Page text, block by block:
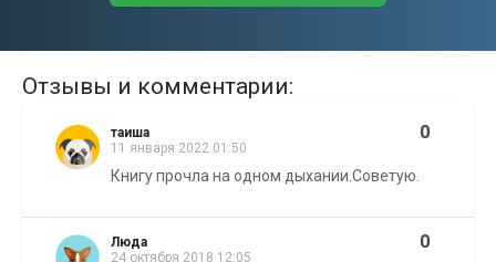
Отзывы и комментарии:
таиша
11 января 2022 01:50
0
Книгу прочла на одном дыхании.Советую.
Люда
24 октября 2018 12:05
0